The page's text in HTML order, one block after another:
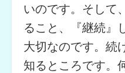
いのです。そして
ること、『継続』
大切なのです。続
知るところです。